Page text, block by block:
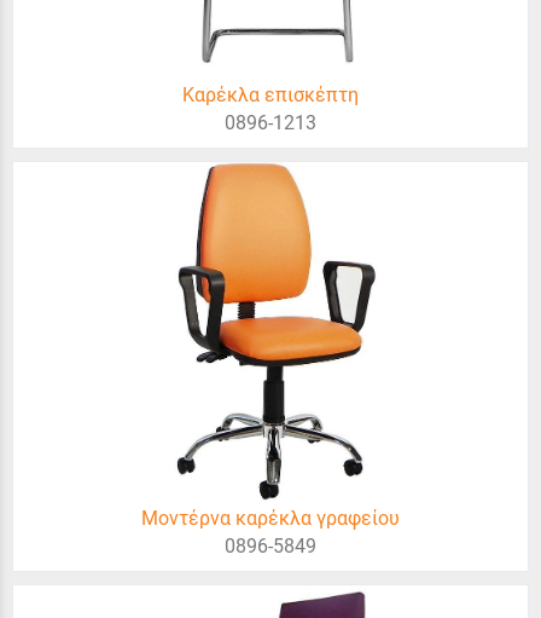
Καρέκλα επισκέπτη
0896-1213
Μοντέρνα καρέκλα γραφείου
0896-5849